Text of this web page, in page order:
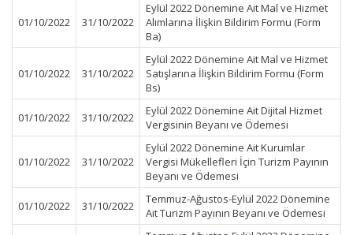
01/10/2022 31/10/2022
Eylül 2022 Dönemine Ait Mal ve Hizmet
Alımlarına İlişkin Bildirim Formu (Form
Ba)
01/10/2022 31/10/2022
Eylül 2022 Dönemine Ait Mal ve Hizmet
Satışlarına İlişkin Bildirim Formu (Form
Bs)
01/10/2022 31/10/2022
Eylül 2022 Dönemine Ait Dijital Hizmet
Vergisinin Beyanı ve Ödemesi
01/10/2022 31/10/2022
Eylül 2022 Dönemine Ait Kurumlar
Vergisi Mükellefleri İçin Turizm Payının
Beyanı ve Ödemesi
01/10/2022 31/10/2022
Temmuz-Ağustos-Eylül 2022 Dönemine
Ait Turizm Payının Beyanı ve Ödemesi